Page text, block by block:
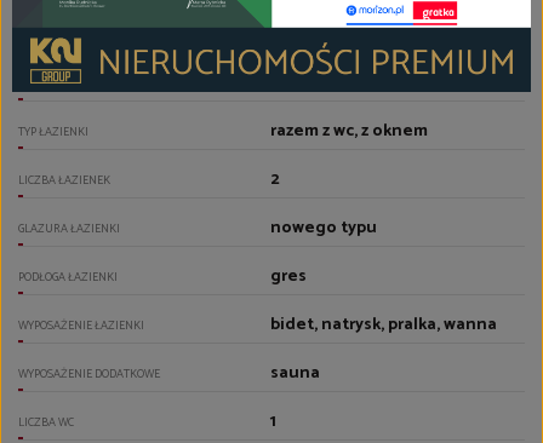
WYPOSAŻENIE KUCHNI
zabudowa kuchenna, płyta
indukcyjna, piekarnik, okap,
mikrofalówka,
lodówko/zamrażarka,
zmywarka
TYP ŁAZIENKI razem z wc, z oknem
LICZBA ŁAZIENEK 2
GLAZURA ŁAZIENKI nowego typu
PODŁOGA ŁAZIENKI gres
WYPOSAŻENIE ŁAZIENKI bidet, natrysk, pralka, wanna
WYPOSAŻENIE DODATKOWE sauna
LICZBA WC 1